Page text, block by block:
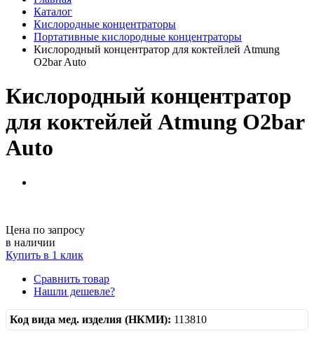
Каталог
Кислородные концентраторы
Портативные кислородные концентраторы
Кислородный концентратор для коктейлей Atmung
O2bar Auto
Кислородный концентратор
для коктейлей Atmung O2bar
Auto
Цена по запросу
в наличии
Купить в 1 клик
Сравнить товар
Нашли дешевле?
Код вида мед. изделия (НКМИ): 113810